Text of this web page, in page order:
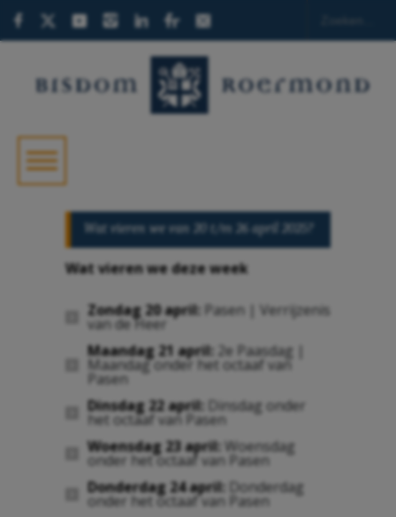
Wat vieren we van 20 t/m 26 april 2025?
Wat vieren we deze week
Zondag 20 april: Pasen | Verrijzenis
van de Heer
Maandag 21 april:
2e Paasdag |
Maandag onder het octaaf van
Pasen
Dinsdag 22 april:
Dinsdag onder
het octaaf van Pasen
Woensdag 23 april: Woensdag
onder het octaaf van Pasen
Donderdag 24 april:
Donderdag
onder het octaaf van Pasen